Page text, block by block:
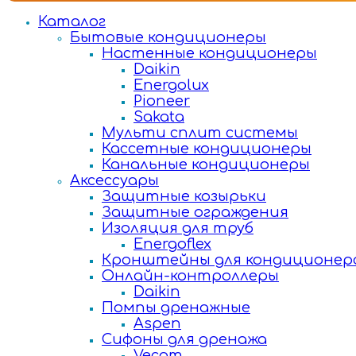
Каталог
Бытовые кондиционеры
Настенные кондиционеры
Daikin
Energolux
Pioneer
Sakata
Мульти сплит системы
Кассетные кондиционеры
Канальные кондиционеры
Аксессуары
Защитные козырьки
Защитные ограждения
Изоляция для труб
Energoflex
Кронштейны для
Онлайн-контроллеры
Daikin
Помпы дренажные
Aspen
Сифоны для дренажа